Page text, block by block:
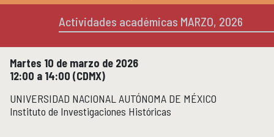
Actividades académicas
ACTIVIDADES ACADÉMICAS
Actividades académicas por año
Posgrado
Actividades académicas MARZO, 2026
Martes 10 de marzo de 2026
12:00 a 14:00 (CDMX)
UNIVERSIDAD NACIONAL AUTÓNOMA DE MÉXICO
Instituto de Investigaciones Históricas